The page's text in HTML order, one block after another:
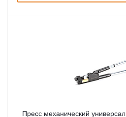
Пресс механический